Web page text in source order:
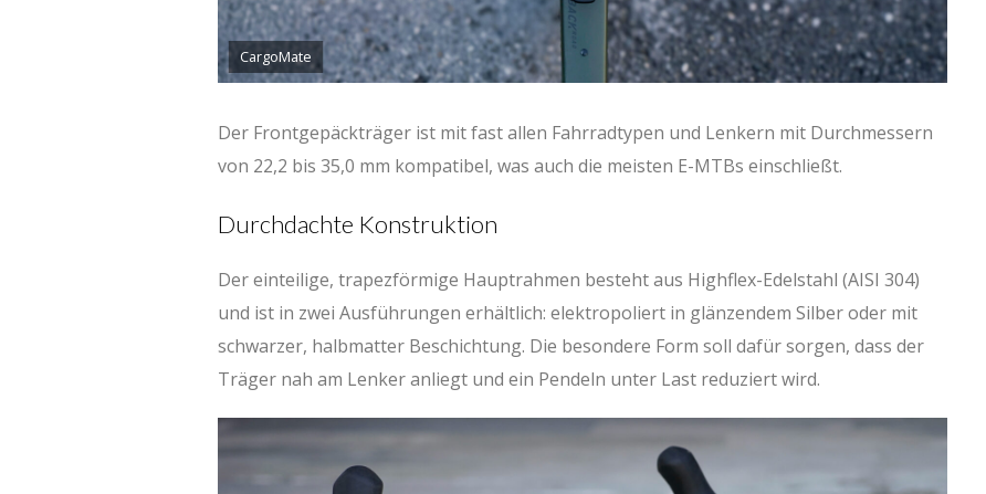
CargoMate
Der Frontgepäckträger ist mit fast allen Fahrradtypen und Lenkern mit Durchmessern
von 22,2 bis 35,0 mm kompatibel, was auch die meisten E-MTBs einschließt.
Durchdachte Konstruktion
Der einteilige, trapezförmige Hauptrahmen besteht aus Highflex-Edelstahl (AISI 304)
und ist in zwei Ausführungen erhältlich: elektropoliert in glänzendem Silber oder mit
schwarzer, halbmatter Beschichtung. Die besondere Form soll dafür sorgen, dass der
Träger nah am Lenker anliegt und ein Pendeln unter Last reduziert wird.